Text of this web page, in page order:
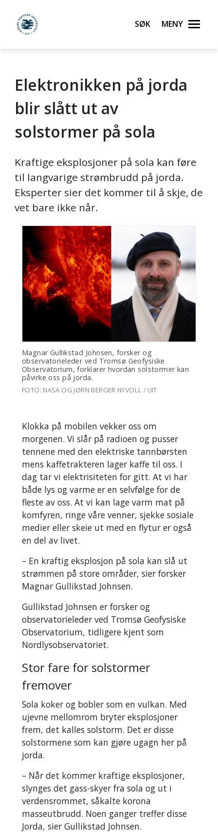
Gå til hovedinnhold
UiT Norges arktiske universitet
Søk Meny
Elektronikken på jorda
blir slått ut av
solstormer på sola
Kraftige eksplosjoner på sola kan føre
til langvarige strømbrudd på jorda.
Eksperter sier det kommer til å skje, de
vet bare ikke når.
Magnar Gullikstad Johnsen, forsker og
observatorieleder ved Tromsø Geofysiske
Observatorium, forklarer hvordan solstormer kan
påvirke oss på jorda.
FOTO: NASA OG JØRN BERGER NYVOLL / UIT
Klokka på mobilen vekker oss om
morgenen. Vi slår på radioen og pusser
tennene med den elektriske tannbørsten
mens kaffetrakteren lager kaffe til oss. I
dag tar vi elektrisiteten for gitt. At vi har
både lys og varme er en selvfølge for de
fleste av oss. At vi kan lage varm mat på
komfyren, ringe våre venner, sjekke sosiale
medier eller skeie ut med en flytur er også
en del av livet.
– En kraftig eksplosjon på sola kan slå ut
strømmen på store områder, sier forsker
Magnar Gullikstad Johnsen.
Gullikstad Johnsen er forsker og
observatorieleder ved Tromsø Geofysiske
Observatorium, tidligere kjent som
Nordlysobservatoriet.
Stor fare for solstormer
fremover
Sola koker og bobler som en vulkan. Med
ujevne mellomrom bryter eksplosjoner
frem, det kalles solstorm. Det er disse
solstormene som kan gjøre ugagn her på
jorda.
– Når det kommer kraftige eksplosjoner,
slynges det gass-skyer fra sola og ut i
verdensrommet, såkalte korona
masseutbrudd. Noen ganger treffer disse
Jorda, sier Gullikstad Johnsen.